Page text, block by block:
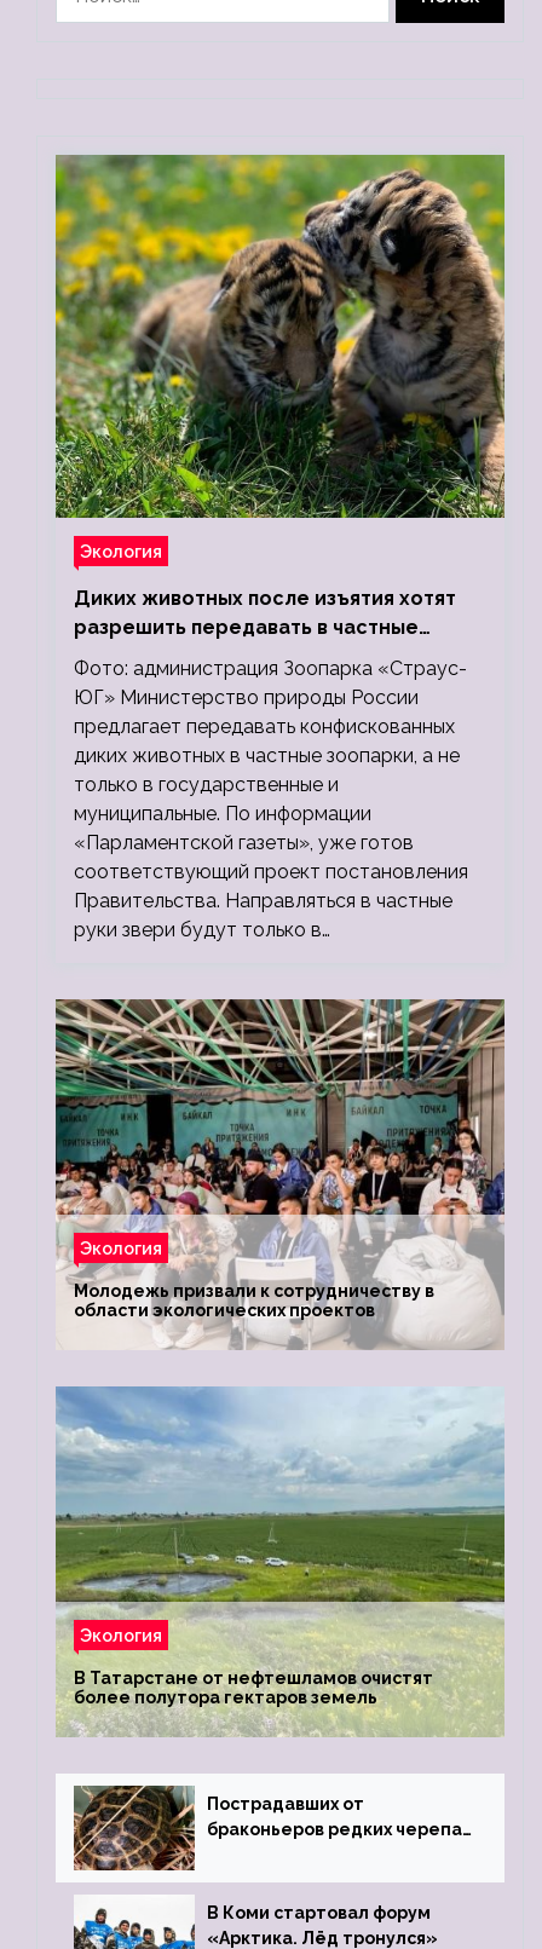
Экология
Диких животных после изъятия хотят
разрешить передавать в частные
зоопарки
Фото: администрация Зоопарка «Страус-
ЮГ» Министерство природы России
предлагает передавать конфискованных
диких животных в частные зоопарки, а не
только в государственные и
муниципальные. По информации
«Парламентской газеты», уже готов
соответствующий проект постановления
Правительства. Направляться в частные
руки звери будут только в…
Экология
Молодежь призвали к сотрудничеству в
области экологических проектов
Экология
В Татарстане от нефтешламов очистят
более полутора гектаров земель
Пострадавших от
браконьеров редких черепах
зоопарк
В Коми стартовал форум
«Арктика. Лёд тронулся»